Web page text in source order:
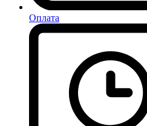
Оплата